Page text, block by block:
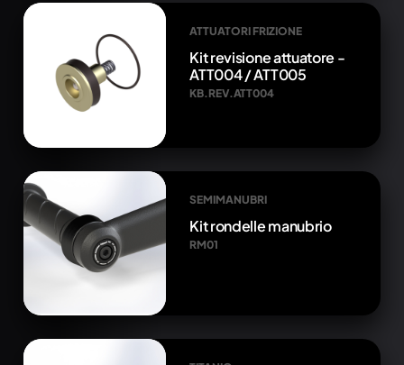
ATTUATORI FRIZIONE
Kit revisione attuatore -
ATT004 / ATT005
KB.REV.ATT004
SEMIMANUBRI
Kit rondelle manubrio
RM01